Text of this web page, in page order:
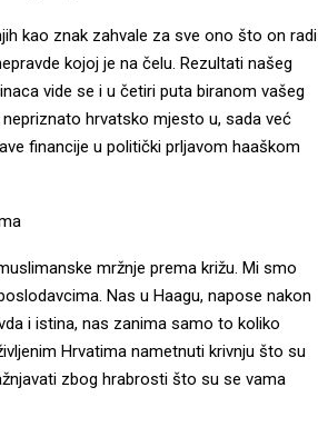
kao znak zahvale za sve ono što on radi
kojoj je na čelu. Rezultati našeg
vide se i u četiri puta biranom vašeg
hrvatsko mjesto u, sada već
financije u politički prljavom haaškom
mržnje prema križu. Mi smo
Nas u Haagu, napose nakon
i istina, nas zanima samo to koliko
Hrvatima nametnuti krivnju što su
zbog hrabrosti što su se vama